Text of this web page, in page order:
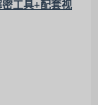
工具+配套视